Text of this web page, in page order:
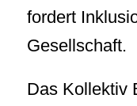
fordert
Gesellschaft.
Das Kollektiv